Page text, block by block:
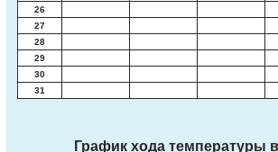
26
27
28
29
30
31
График хода температуры